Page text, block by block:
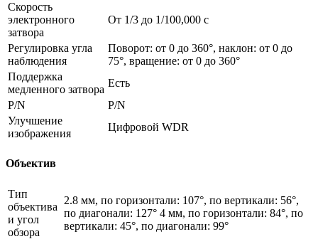
Скорость
электронного
затвора
От 1/3 до 1/100,000 с
Регулировка угла
наблюдения
Поворот: от 0 до 360°, наклон: от 0 до
75°, вращение: от 0 до 360°
Поддержка
медленного затвора
Есть
P/N
P/N
Улучшение
изображения
Цифровой WDR
Объектив
Тип
объектива
и угол
обзора
2.8 мм, по горизонтали: 107°, по вертикали: 56°,
по диагонали: 127° 4 мм, по горизонтали: 84°, по
вертикали: 45°, по диагонали: 99°